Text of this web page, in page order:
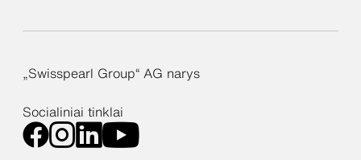
„Swisspearl Group“ AG narys
Socialiniai tinklai